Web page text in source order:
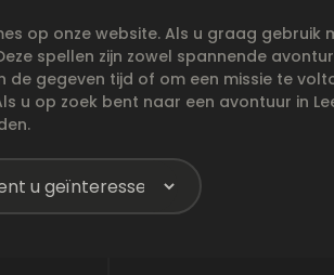
op onze website. Als u graag gebruik
spellen zijn zowel spannende
gegeven tijd of om een missie te
u op zoek bent naar een avontuur in